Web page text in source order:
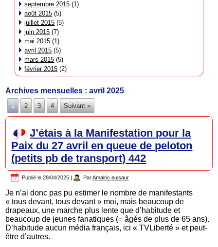
septembre 2015 (1)
août 2015 (5)
juillet 2015 (5)
juin 2015 (7)
mai 2015 (1)
avril 2015 (5)
mars 2015 (5)
février 2015 (2)
Archives mensuelles :avril 2025
1 2 3 4 Suivant »
J’étais à la Manifestation pour la
Paix du 27 avril en queue de peloton
(petits pb de transport) 442
Publié le 28/04/2025 | Par Amalric eulsaur
Je n’ai donc pas pu estimer le nombre de manifestants
« tous devant, tous devant » moi, mais beaucoup de
drapeaux, une marche plus lente que d’habitude et
beaucoup de jeunes fanatiques (= âgés de plus de 65 ans).
D’habitude aucun média français, ici « TVLiberté » et peut-
être d’autres.